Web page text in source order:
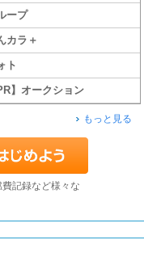
ープ
カラ＋
ト
】オークション
もっと見る
記録など様々な